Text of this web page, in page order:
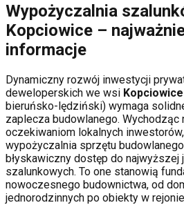
Wypożyczalnia
Kopciowice –
informacje
Dynamiczny rozwój inwestycji
deweloperskich we wsi Kopciowice
bieruńsko-lędziński) wymaga
zaplecza budowlanego. Wychodząc
oczekiwaniom lokalnych
wypożyczalnia sprzętu
błyskawiczny dostęp do
szalunkowych. To one stanowią
nowoczesnego budownictwa, od
jednorodzinnych po obiekty w rejonie